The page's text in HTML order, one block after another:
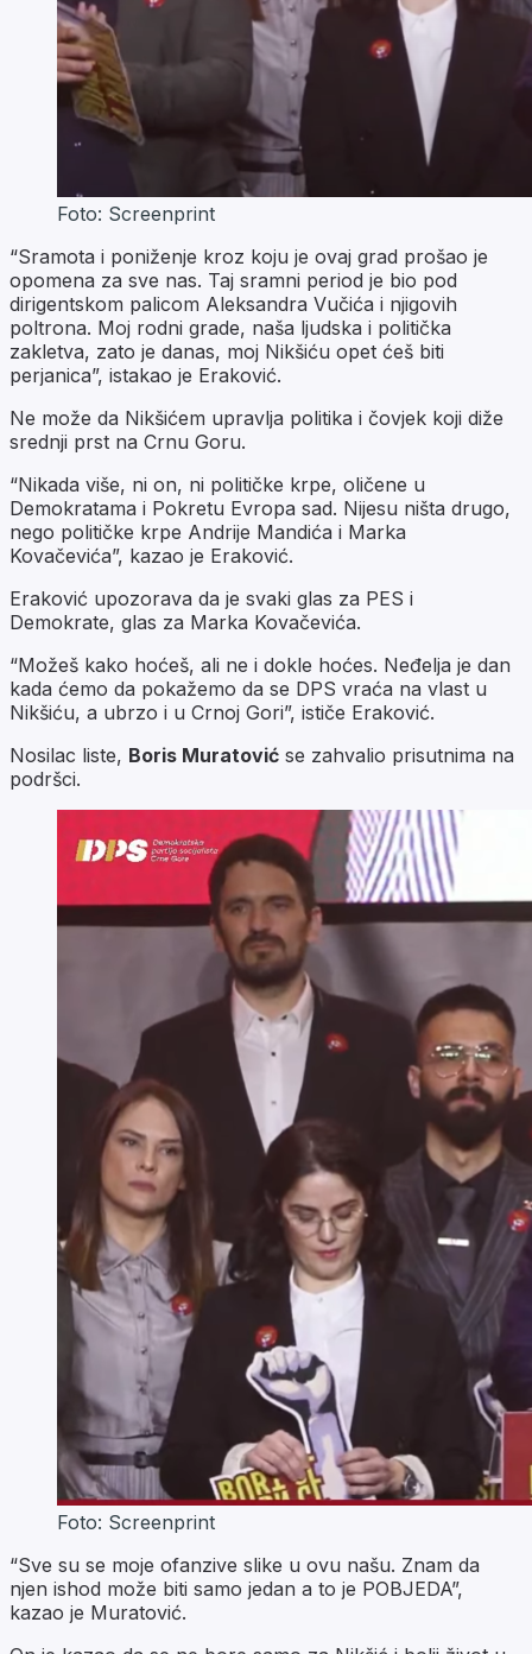
Foto: Screenprint
“Sramota i poniženje kroz koju je ovaj grad prošao je
opomena za sve nas. Taj sramni period je bio pod
dirigentskom palicom Aleksandra Vučića i njigovih
poltrona. Moj rodni grade, naša ljudska i politička
zakletva, zato je danas, moj Nikšiću opet ćeš biti
perjanica”, istakao je Eraković.
Ne može da Nikšićem upravlja politika i čovjek koji diže
srednji prst na Crnu Goru.
“Nikada više, ni on, ni političke krpe, oličene u
Demokratama i Pokretu Evropa sad. Nijesu ništa drugo,
nego političke krpe Andrije Mandića i Marka
Kovačevića”, kazao je Eraković.
Eraković upozorava da je svaki glas za PES i
Demokrate, glas za Marka Kovačevića.
“Možeš kako hoćeš, ali ne i dokle hoćes. Neđelja je dan
kada ćemo da pokažemo da se DPS vraća na vlast u
Nikšiću, a ubrzo i u Crnoj Gori”, ističe Eraković.
Nosilac liste, Boris Muratović se zahvalio prisutnima na
podršci.
Foto: Screenprint
“Sve su se moje ofanzive slike u ovu našu. Znam da
njen ishod može biti samo jedan a to je POBJEDA”,
kazao je Muratović.